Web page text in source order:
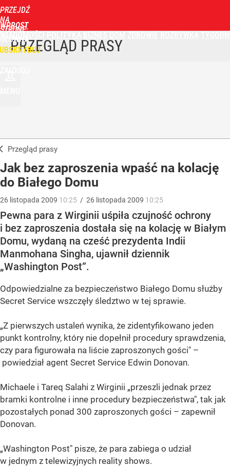
PRZEJDŹ
NA
STRONĘ
GŁÓWNĄ
WPROST
PRZEGLĄD PRASY
Przegląd prasy
Jak bez zaproszenia wpaść na kolację
do Białego Domu
26 listopada 2009 10:25 / 26 listopada 2009 10:25
Pewna para z Wirginii uśpiła czujność ochrony
i bez zaproszenia dostała się na kolację w Białym
Domu, wydaną na cześć prezydenta Indii
Manmohana Singha, ujawnił dziennik
„Washington Post”.
Odpowiedzialne za bezpieczeństwo Białego Domu służby
Secret Service wszczęły śledztwo w tej sprawie.
„Z pierwszych ustaleń wynika, że zidentyfikowano jeden
punkt kontrolny, który nie dopełnił procedury sprawdzenia,
czy para figurowała na liście zaproszonych gości" –
powiedział agent Secret Service Edwin Donovan.
Michaele i Tareq Salahi z Wirginii „przeszli jednak przez
bramki kontrolne i inne procedury bezpieczeństwa", tak jak
pozostałych ponad 300 zaproszonych gości – zapewnił
Donovan.
„Washington Post" pisze, że para zabiega o udział
w jednym z telewizyjnych reality shows.